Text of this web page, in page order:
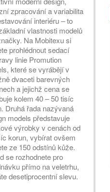
zpracování a variabilita
interiéru – to
vlastnosti modelů
Na Mobitexu si
prohlédnout sedací
linie Promution
které se vyrábějí v
dvaceti barevných
a jejichž cena se
kolem 40 – 50 tisíc
Druhá řada nazývaná
models představuje
výrobky v cenách od
korun, vybírat ovšem
ze 150 odstínů kůže.
se rozhodnete pro
přímo na veletrhu,
desetiprocentní slevu.